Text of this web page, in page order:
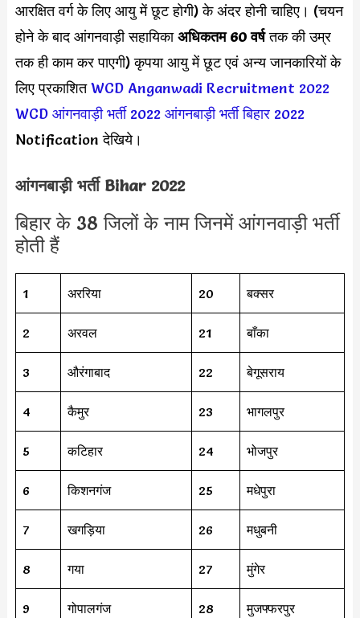
आरक्षित वर्ग के लिए आयु में छूट होगी) के अंदर होनी चाहिए। (चयन
होने के बाद आंगनवाड़ी सहायिकाअधिकतम 60 वर्षतक की उम्र
तक ही काम कर पाएगी) कृपया आयु में छूट एवं अन्य जानकारियों के
लिए प्रकाशितWCD Anganwadi Recruitment 2022
WCD आंगनवाड़ी भर्ती 2022 आंगनबाड़ी भर्ती बिहार 2022
Notification देखिये।
आंगनबाड़ी भर्ती Bihar 2022
बिहार के 38 जिलों के नाम जिनमें आंगनवाड़ी भर्ती
होती हैं
1 अररिया 20 बक्सर
2 अरवल 21 बाँका
3 औरंगाबाद 22 बेगूसराय
4 कैमुर 23 भागलपुर
5 कटिहार 24 भोजपुर
6 किशनगंज 25 मधेपुरा
7 खगड़िया 26 मधुबनी
8 गया 27 मुंगेर
9 गोपालगंज 28 मुजफ्फरपुर